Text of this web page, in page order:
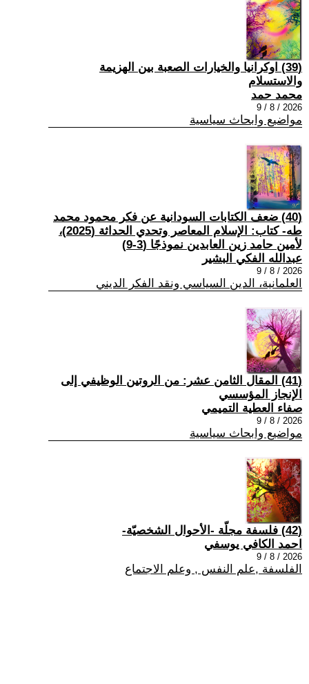
(39) اوكرانيا والخيارات الصعبة بين الهزيمة
والاستسلام
محمد حمد
2026 / 8 / 9
مواضيع وابحاث سياسية
(40) ضعف الكتابات السودانية عن فكر محمود محمد
طه- كتاب: الإسلام المعاصر وتحدي الحداثة (2025)،
لأمين حامد زين العابدين نموذجًا (3-9)
عبدالله الفكي البشير
2026 / 8 / 9
العلمانية، الدين السياسي ونقد الفكر الديني
(41) المقال الثامن عشر: من الروتين الوظيفي إلى
الإنجاز المؤسسي
صفاء العطية التميمي
2026 / 8 / 9
مواضيع وابحاث سياسية
(42) فلسفة مجلّة -الأحوال الشخصيّة-
احمد الكافي يوسفي
2026 / 8 / 9
الفلسفة ,علم النفس , وعلم الاجتماع